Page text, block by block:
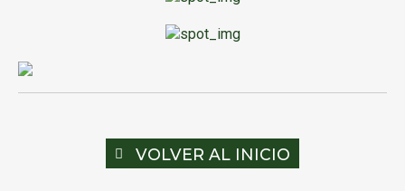
VOLVER AL INICIO